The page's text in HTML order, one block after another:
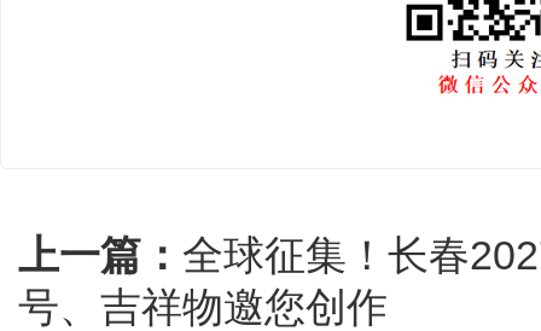
上一篇： 全球征集！长春
号、吉祥物邀您创作